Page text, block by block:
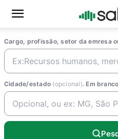
Cargo, profissão, setor da emresa
Cidade/estado (opcional). Em